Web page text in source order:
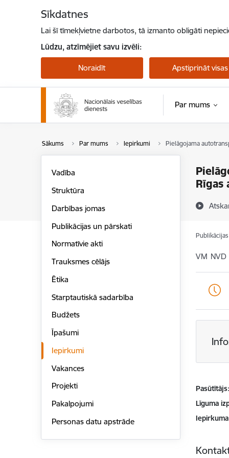
Sīkdatnes
Lai šī tīmekļvietne darbotos, tā izmanto obligāti
Lūdzu, atzīmējiet savu izvēli:
Noraidīt Apstiprināt visas
Par mums
Sākums Par mums Iepirkumi Pielāgojama
Rīgas
Vadība
Struktūra
Darbības jomas
Publikācijas un pārskati
Normatīvie akti
Trauksmes cēlājs
Ētika
Starptautiskā sadarbība
Budžets
Īpašumi
Iepirkumi
Vakances
Projekti
Pakalpojumi
Personas datu apstrāde
VM
Pasūtītājs
Līguma